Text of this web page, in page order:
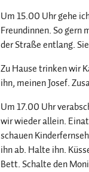
Um 15.00 Uhr gehe
Freundinnen. So gern
der Straße entlang.
Zu Hause trinken wir
ihn, meinen Josef.
Um 17.00 Uhr
wir wieder allein.
schauen
ihn ab. Halte ihn.
Bett. Schalte den